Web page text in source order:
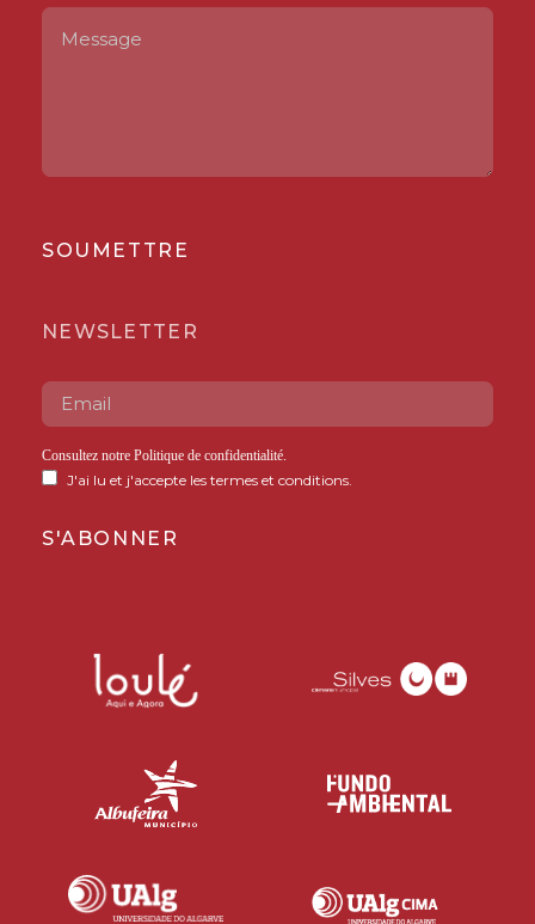
SOUMETTRE
NEWSLETTER
Consultez notre Politique de confidentialité
J'ai lu et j'accepte les termes et conditions.